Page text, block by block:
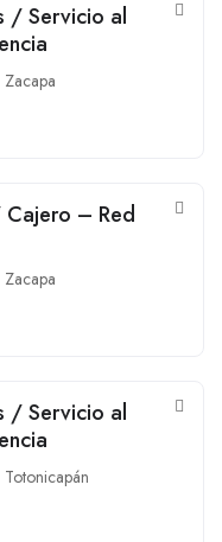
/ Servicio al
Zacapa
– Red
Zacapa
/ Servicio al
Totonicapán